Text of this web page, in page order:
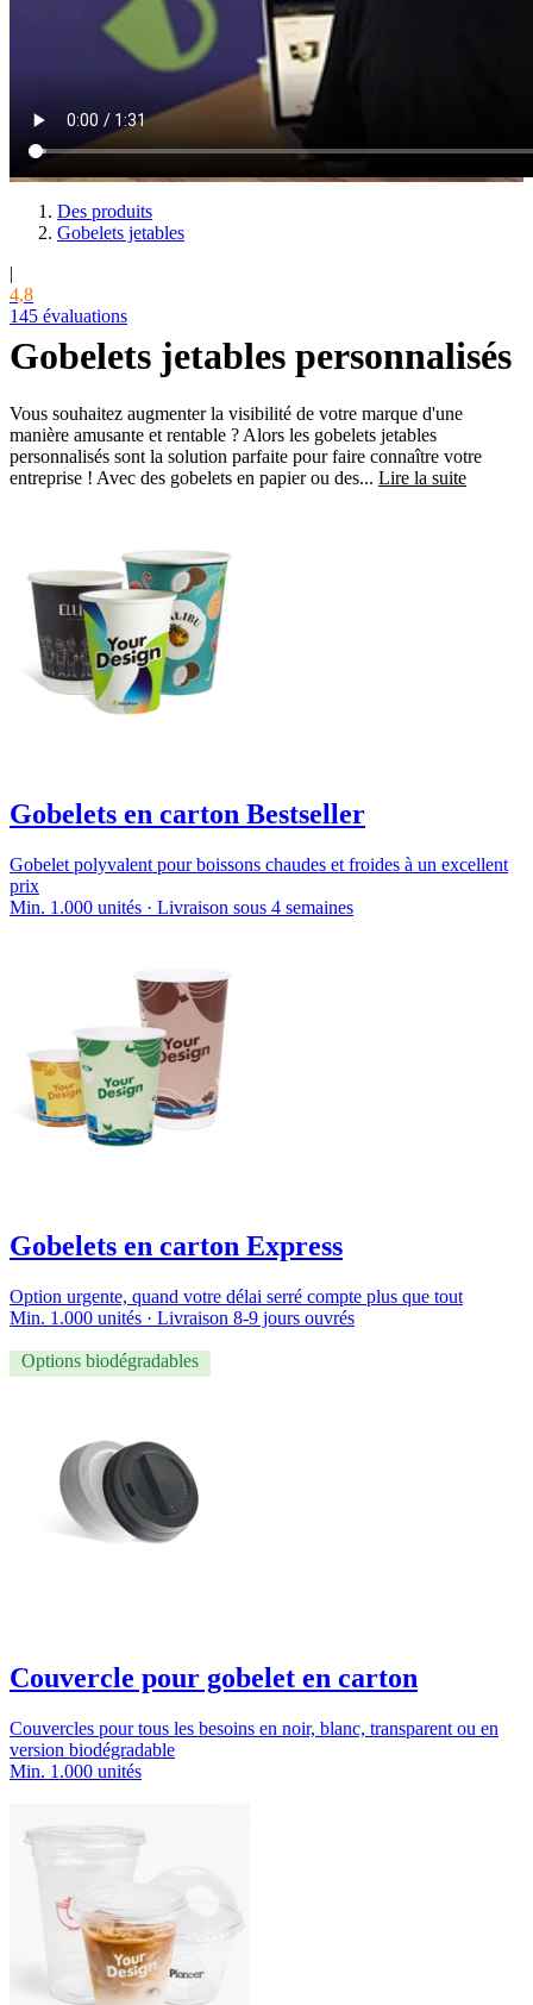
Des produits
Gobelets jetables
|
4,8
145 évaluations
Gobelets jetables personnalisés
Vous souhaitez augmenter la visibilité de votre marque d'une
manière amusante et rentable ? Alors les gobelets jetables
personnalisés sont la solution parfaite pour faire connaître votre
entreprise ! Avec des gobelets en papier ou des... Lire la suite
Gobelets en carton Bestseller
Gobelet polyvalent pour boissons chaudes et froides à un excellent
prix
Min. 1.000 unités · Livraison sous 4 semaines
Gobelets en carton Express
Option urgente, quand votre délai serré compte plus que tout
Min. 1.000 unités · Livraison 8-9 jours ouvrés
Options biodégradables
Couvercle pour gobelet en carton
Couvercles pour tous les besoins en noir, blanc, transparent ou en
version biodégradable
Min. 1.000 unités